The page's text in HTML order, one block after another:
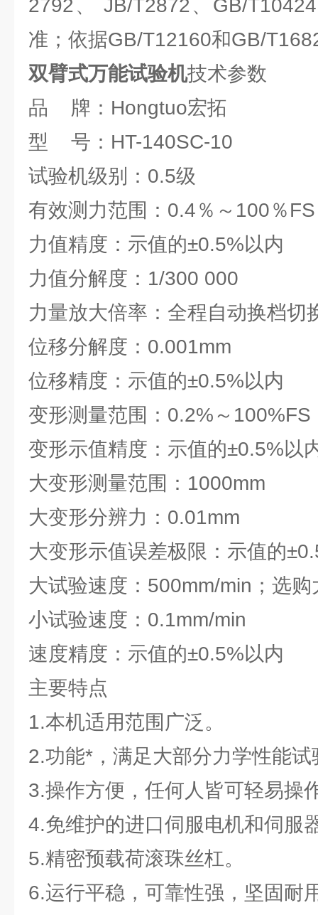
2792、 JB/T2872、GB/
准；依据GB/T12160和GB/
双臂式万能试验机技术参数
品 牌：Hongtuo宏拓
型 号：HT-140SC-10
试验机级别：0.5级
有效测力范围：0.4％～100％FS
力值精度：示值的±0.5%以内
力值分解度：1/300 000
力量放大倍率：全程自动换档切
位移分解度：0.001mm
位移精度：示值的±0.5%以内
变形测量范围：0.2%～100%FS
变形示值精度：示值的±0.5%以
大变形测量范围：1000mm
大变形分辨力：0.01mm
大变形示值误差极限：示值的
大试验速度：500mm/min；选
小试验速度：0.1mm/min
速度精度：示值的±0.5%以内
主要特点
1.本机适用范围广泛。
2.功能*，满足大部分力学性能试
3.操作方便，任何人皆可轻易操
4.免维护的进口伺服电机和伺服
5.精密预载荷滚珠丝杠。
6.运行平稳，可靠性强，坚固耐